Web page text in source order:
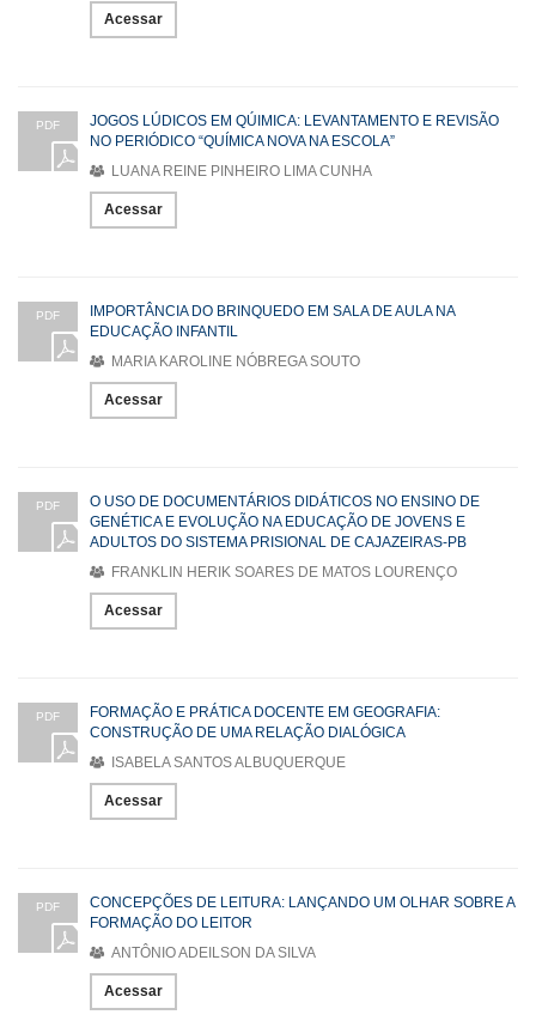
Acessar
PDF
JOGOS LÚDICOS EM QÚIMICA: LEVANTAMENTO E REVISÃO
NO PERIÓDICO “QUÍMICA NOVA NA ESCOLA”
LUANA REINE PINHEIRO LIMA CUNHA
Acessar
PDF
IMPORTÂNCIA DO BRINQUEDO EM SALA DE AULA NA
EDUCAÇÃO INFANTIL
MARIA KAROLINE NÓBREGA SOUTO
Acessar
PDF
O USO DE DOCUMENTÁRIOS DIDÁTICOS NO ENSINO DE
GENÉTICA E EVOLUÇÃO NA EDUCAÇÃO DE JOVENS E
ADULTOS DO SISTEMA PRISIONAL DE CAJAZEIRAS-PB
FRANKLIN HERIK SOARES DE MATOS LOURENÇO
Acessar
PDF
FORMAÇÃO E PRÁTICA DOCENTE EM GEOGRAFIA:
CONSTRUÇÃO DE UMA RELAÇÃO DIALÓGICA
ISABELA SANTOS ALBUQUERQUE
Acessar
PDF
CONCEPÇÕES DE LEITURA: LANÇANDO UM OLHAR SOBRE A
FORMAÇÃO DO LEITOR
ANTÔNIO ADEILSON DA SILVA
Acessar